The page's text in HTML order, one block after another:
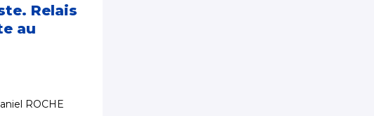
Relais
au
ROCHE